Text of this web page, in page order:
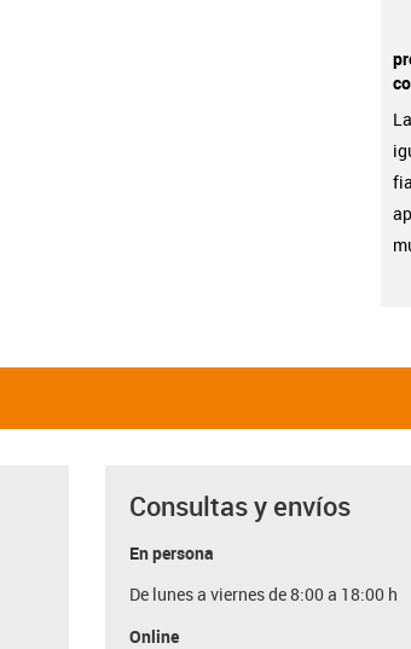
Consultas y envíos
En persona
De lunes a viernes de 8:00 a 18:00 h
Online